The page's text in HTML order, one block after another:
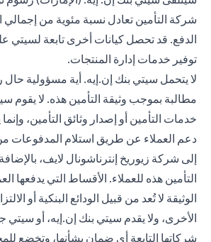
شركة التأمين تعادل نسبة مئوية من
الدفع. قد تحصل كيانات أخرى تابعة لسيتي
توفير خدمات إدارة المنتجات.
لا يتحمل سيتي بنك إن.إيه. أية مسؤولية
مطالبة بموجب وثيقة التأمين هذه. لا يقوم
خدمات التأمين أو إصدار وثائق التأمين،
دعم العملاء عن طريق استلام المدفوعات من
إلى شركة زيوريخ إنترناشونال لايف،
التأمين هذه للعملاء. الأقساط التي يدفعها
الوثيقة لا تُعد من قبيل الودائع البنكية أو
الأخرى، ولا يقدم سيتي بنك إن.إيه، أو
شركاتها التابعة أي ضمان بشأنها، وتخضع